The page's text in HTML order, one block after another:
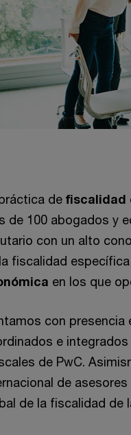
de fiscalidad
de 100 abogados y
con un alto
fiscalidad
en los que
con
e
de PwC.
de
de la fiscalidad de